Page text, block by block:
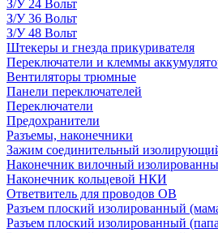
З/У 24 Вольт
З/У 36 Вольт
З/У 48 Вольт
Штекеры и гнезда прикуривателя
Переключатели и клеммы
Вентиляторы трюмные
Панели переключателей
Переключатели
Предохранители
Разъемы, наконечники
Зажим соединительный
Наконечник вилочный
Наконечник кольцевой НКИ
Ответвитель для проводов ОВ
Разъем плоский изолированный
Разъем плоский изолированный